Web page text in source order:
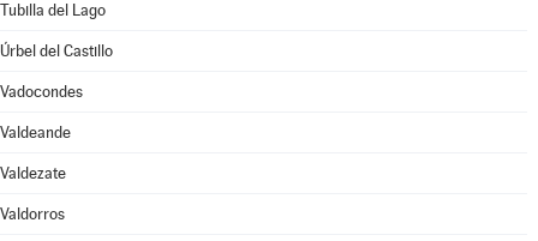
Tubilla del Lago
Úrbel del Castillo
Vadocondes
Valdeande
Valdezate
Valdorros